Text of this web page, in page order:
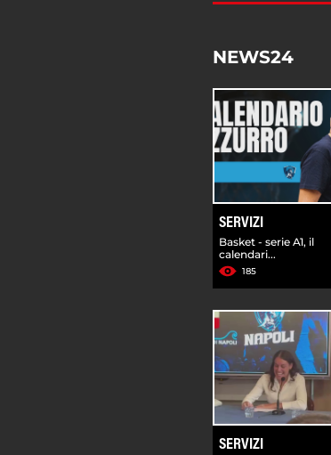
NEWS24
SERVIZI
Basket - serie A1, il
calendari...
185
SERVIZI